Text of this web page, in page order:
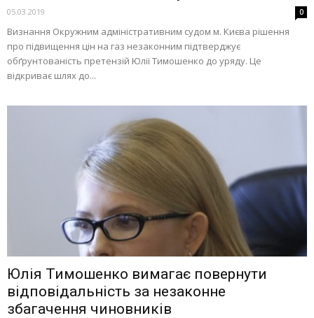
05.03.2019 0
Визнання Окружним адміністративним судом м. Києва рішення
про підвищення цін на газ незаконним підтверджує
обґрунтованість претензій Юлії Тимошенко до уряду. Це
відкриває шлях до...
Юлія Тимошенко вимагає повернути
відповідальність за незаконне
збагачення чиновників